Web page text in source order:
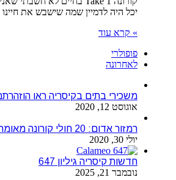
יכל היה לדמיין שמה שישבש את
» קרא עוד
פופולרי
לאחרונה
משכירי בתים בקיסריה ראו
אוגוסט 12, 2020
רמזור אדום: 20 חולי קורונה מאומתים בקיסריה
יולי 30, 2020
חדשות קיסריה גיליון 647
נובמבר 21, 2025